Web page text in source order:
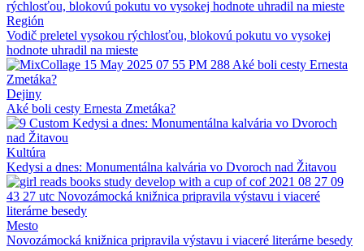
Región
Vodič preletel vysokou rýchlosťou, blokovú pokutu vo vysokej
hodnote uhradil na mieste
Dejiny
Aké boli cesty Ernesta Zmetáka?
Kultúra
Kedysi a dnes: Monumentálna kalvária vo Dvoroch nad Žitavou
Mesto
Novozámocká knižnica pripravila výstavu i viaceré literárne besedy